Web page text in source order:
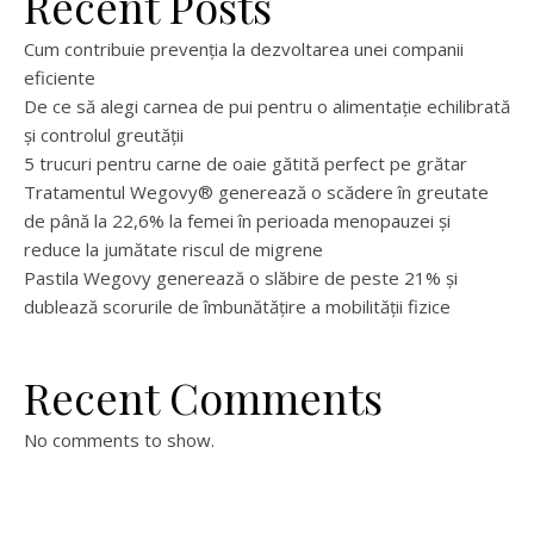
Cum contribuie prevenția la dezvoltarea unei companii
eficiente
De ce să alegi carnea de pui pentru o alimentație echilibrată
și controlul greutății
5 trucuri pentru carne de oaie gătită perfect pe grătar
Tratamentul Wegovy® generează o scădere în greutate
de până la 22,6% la femei în perioada menopauzei și
reduce la jumătate riscul de migrene
Pastila Wegovy generează o slăbire de peste 21% și
dublează scorurile de îmbunătățire a mobilității fizice
Recent Comments
No comments to show.